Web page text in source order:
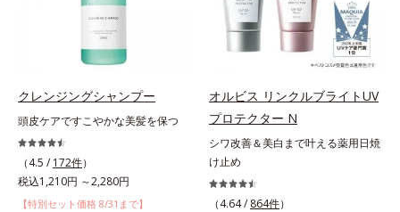
クレンジングシャンプー
頭皮ケアですこやかな美髪を保つ
（4.5 / 172件）
税込1,210円 ～2,280円
【特別セット価格 8/31まで】
オルビス リンクルブライトUV
プロテクター N
シワ改善＆美白まで叶える薬用日焼
け止め
（4.64 / 864件）